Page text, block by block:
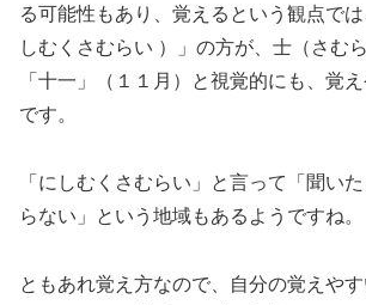
る可能性もあり、覚えるという観点で
しむくさむらい ）」の方が、士（さむ
「十一」（１１月）と視覚的にも、覚
です。
「にしむくさむらい」と言って「聞い
らない」という地域もあるようですね。
ともあれ覚え方なので、自分の覚えや